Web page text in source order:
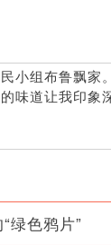
小组布鲁飘
味道让我印
绿色鸦片”